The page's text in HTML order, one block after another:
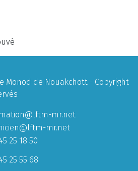
Monod de Nouakchott - Copyright
mr.net
mr.net
25 18 50
25 55 68